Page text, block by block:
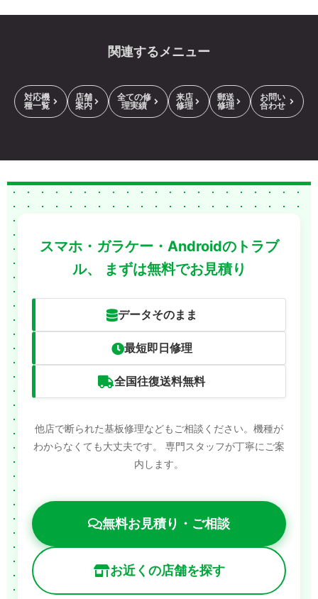
関連するメニュー
対応機
種一覧
店舗
案内
全ての修
理実績
来店
修理
郵送
修理
お問い
合わせ
スマホ・ガラケー・Androidのトラブ
ル、
まずは無料でお見積り
データそのまま
最短即日修理
全国往復送料無料
他店で断られた基板修理などもご相談ください。機種が
わからなくても大丈夫です。
専門スタッフが丁寧にご案
内します。
無料お見積り・ご相談
お近くの店舗を探す